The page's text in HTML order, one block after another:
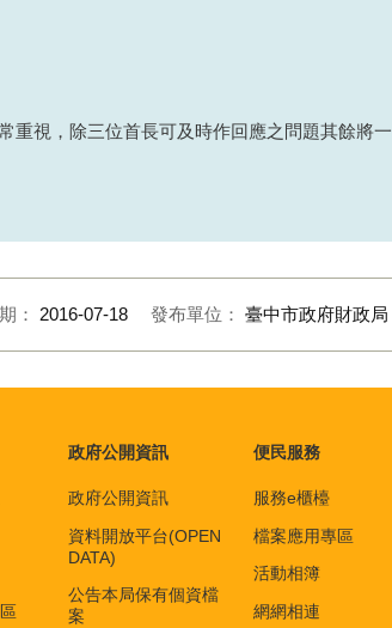
視，除三位首長可及時作回應之問題其餘將
： 2016-07-18 發布單位： 臺中市政府財政局
政府公開資訊
政府公開資訊
資料開放平台(OPEN
DATA)
公告本局保有個資檔
案
便民服務
服務e櫃檯
檔案應用專區
活動相簿
網網相連